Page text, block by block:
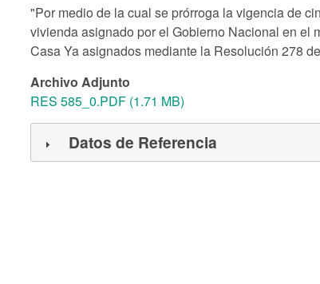
"Por medio de la cual se prórroga la vigencia de
vivienda asignado por el Gobierno Nacional en el
Casa Ya asignados mediante la Resolución 278
Archivo Adjunto
RES 585_0.PDF (1.71 MB)
Datos de Referencia